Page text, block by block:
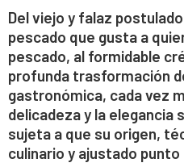
Del viejo y falaz
pescado que gusta a
pescado, al formidable
profunda trasformación
gastronómica, cada vez
delicadeza y la elegancia
sujeta a que su origen,
culinario y ajustado punto